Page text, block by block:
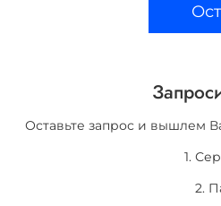
Оставьте запрос и вышлем
1.
2.